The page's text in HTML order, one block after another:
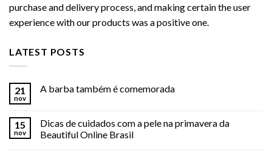
purchase and delivery process, and making certain the user
experience with our products was a positive one.
LATEST POSTS
21
nov
A barba também é comemorada
15
nov
Dicas de cuidados com a pele na primavera da
Beautiful Online Brasil